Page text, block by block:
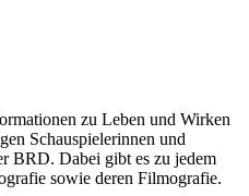
zu Leben und Wirken
Schauspielerinnen und
BRD. Dabei gibt es zu jedem
sowie deren Filmografie.